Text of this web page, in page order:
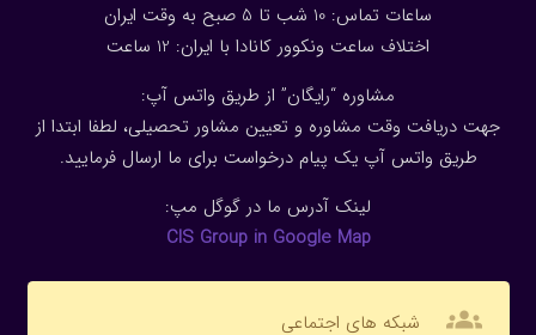
ساعات تماس: 10 شب تا 5 صبح به وقت ایران
اختلاف ساعت ونکوور کانادا با ایران: 1 2 ساعت
مشاوره “رایگان” از طریق واتس آپ:
جهت دریافت وقت مشاوره و تعیین مشاور تحصیلی، لطفا ابتدا از
طریق واتس آپ یک پیام درخواست برای ما ارسال فرمایید.
لینک آدرس ما در گوگل مپ:
CIS Group in Google Map
groups شبکه های اجتماعی